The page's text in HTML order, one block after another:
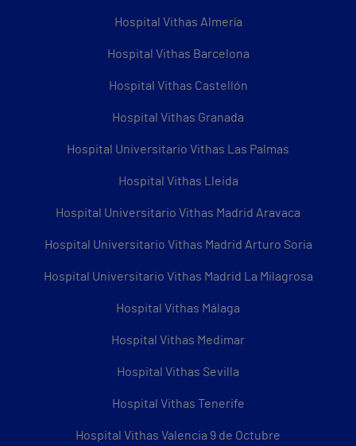
Hospital Vithas Almería
Hospital Vithas Barcelona
Hospital Vithas Castellón
Hospital Vithas Granada
Hospital Universitario Vithas Las Palmas
Hospital Vithas Lleida
Hospital Universitario Vithas Madrid Aravaca
Hospital Universitario Vithas Madrid Arturo Soria
Hospital Universitario Vithas Madrid La Milagrosa
Hospital Vithas Málaga
Hospital Vithas Medimar
Hospital Vithas Sevilla
Hospital Vithas Tenerife
Hospital Vithas Valencia 9 de Octubre